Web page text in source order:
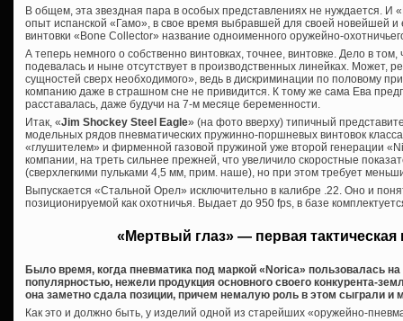
В общем, эта звездная пара в особых представлениях не нуждается. И
опыт испанской «Гамо», в свое время выбравшей для своей новейшей
винтовки «Bone Collector» название одноименного оружейно-
А теперь немного о собственно винтовках, точнее, винтовке. Дело в
подевалась и ныне отсутствует в производственных линейках. Может,
сущностей сверх необходимого», ведь в дискриминации по половому
компанию даже в страшном сне не привидится. К тому же сама Ева
расставалась, даже будучи на 7-м месяце беременности.
Итак, «Jim Shockey Steel Eagle» (на фото вверху) типичный
модельных рядов пневматических пружинно-поршневых винтовок
«глушителем» и фирменной газовой пружиной уже второй генерации
компании, на треть сильнее прежней, что увеличило скоростные
(сверхлегкими пульками 4,5 мм, прим. наше), но при этом требует
Выпускается «Стальной Орел» исключительно в калибре .22. Оно и
позиционируемой как охотничья. Выдает до 950 fps, в базе
«Мертвый глаз» — первая тактическая
Было время, когда пневматика под маркой «Norica» пользовалась
популярностью, нежели продукция основного своего конкурента-
она заметно сдала позиции, причем немалую роль в этом сыграли и
Как это и должно быть, у изделий одной из старейших «оружейно-